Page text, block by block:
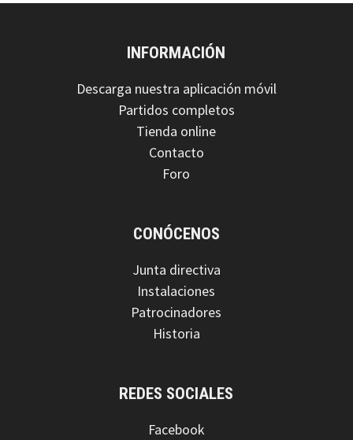
INFORMACIÓN
Descarga nuestra aplicación móvil
Partidos completos
Tienda online
Contacto
Foro
CONÓCENOS
Junta directiva
Instalaciones
Patrocinadores
Historia
REDES SOCIALES
Facebook